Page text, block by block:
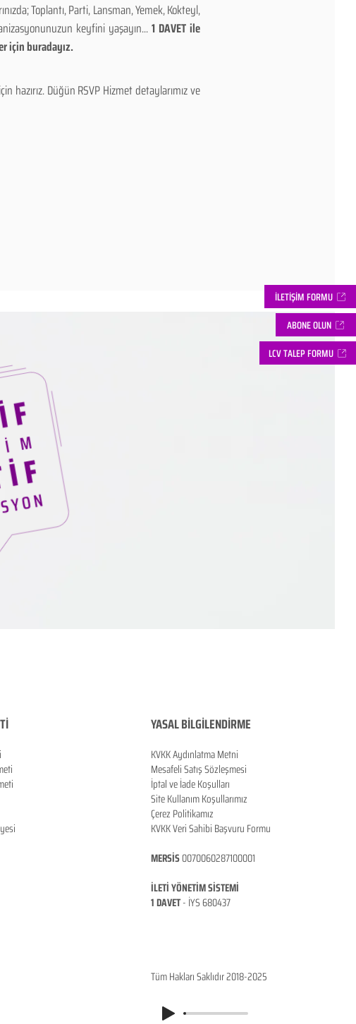
ABONE OLUN
LCV TALEP FORMU
İLETİŞİM FORMU
Toplantı, Parti, Lansman, Yemek, Kokteyl,
keyfini yaşayın...1 DAVET ile
için buradayız.
hazırız. Düğün RSVP Hizmet detaylarımız ve
YASAL BİLGİLENDİRME
KVKK Aydınlatma Metni
Mesafeli Satış Sözleşmesi
İptal ve İade Koşulları
Site Kullanım Koşullarımız
Çerez Politikamız
KVKK Veri Sahibi Başvuru Formu
MERSİS0070060287100001
İLETİ YÖNETİM SİSTEMİ
1 DAVET- İYS 680437
Tüm Hakları Saklıdır 2018-2025